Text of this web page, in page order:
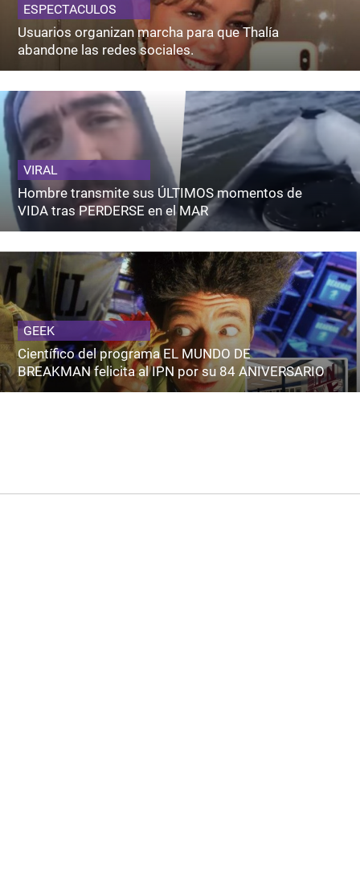
ESPECTACULOS
Usuarios organizan marcha para que Thalía
abandone las redes sociales.
VIRAL
Hombre transmite sus ÚLTIMOS momentos de
VIDA tras PERDERSE en el MAR
GEEK
Científico del programa EL MUNDO DE
BREAKMAN felicita al IPN por su 84 ANIVERSARIO